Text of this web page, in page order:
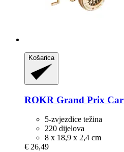
Košarica
ROKR Grand Prix Car
5-zvjezdice težina
220 dijelova
8 x 18,9 x 2,4 cm
€ 26,49